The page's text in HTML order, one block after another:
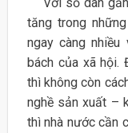
tăng trong
ngay càng
bách của xã hội.
thì không còn
nghề sản xuất –
thì nhà nước cần